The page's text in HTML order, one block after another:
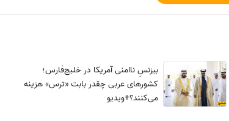
بیزنسِ ناامنی آمریکا در خلیج‌فارس؛
کشورهای عربی چقدر بابت «ترس» هزینه
می‌کنند؟+ویدیو